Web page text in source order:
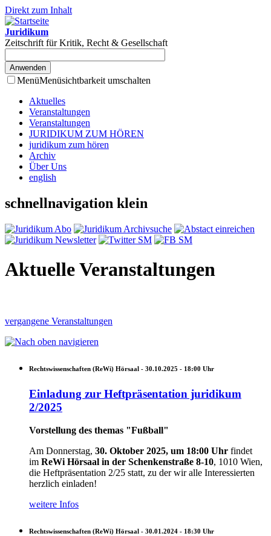
Direkt zum Inhalt
Juridikum
Zeitschrift für Kritik, Recht & Gesellschaft
MenüMenüsichtbarkeit umschalten
Aktuelles
Veranstaltungen
Veranstaltungen
JURIDIKUM ZUM HÖREN
juridikum zum hören
Archiv
Über Uns
english
schnellnavigation klein
Aktuelle Veranstaltungen
vergangene Veranstaltungen
Rechtswissenschaften (ReWi) Hörsaal - 30.10.2025 - 18:00 Uhr
Einladung zur Heftpräsentation juridikum
2/2025
Vorstellung des themas "Fußball"
Am Donnerstag, 30. Oktober 2025, um 18:00 Uhr findet
im ReWi Hörsaal in der Schenkenstraße 8-10, 1010 Wien,
die Heftpräsentation 2/25 statt, zu der wir alle Interessierten
herzlich einladen!
weitere Infos
Rechtswissenschaften (ReWi) Hörsaal - 30.01.2024 - 18:30 Uhr